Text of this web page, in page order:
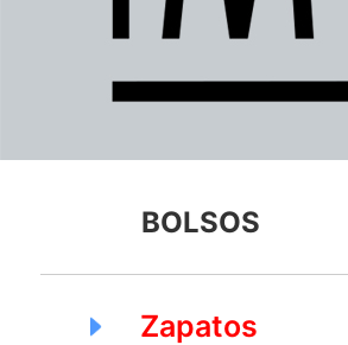
BOLSOS
Zapatos